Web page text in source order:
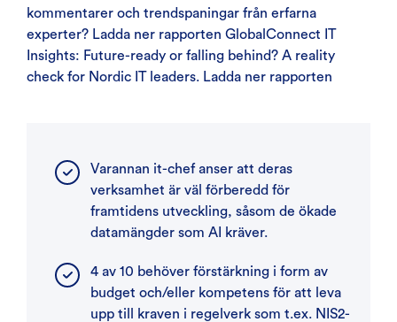
kommentarer och trendspaningar från erfarna
experter? Ladda ner rapporten GlobalConnect IT
Insights: Future-ready or falling behind? A reality
check for Nordic IT leaders. Ladda ner rapporten
Varannan it-chef anser att deras
verksamhet är väl förberedd för
framtidens utveckling, såsom de ökade
datamängder som AI kräver.
4 av 10 behöver förstärkning i form av
budget och/eller kompetens för att leva
upp till kraven i regelverk som t.ex. NIS2-